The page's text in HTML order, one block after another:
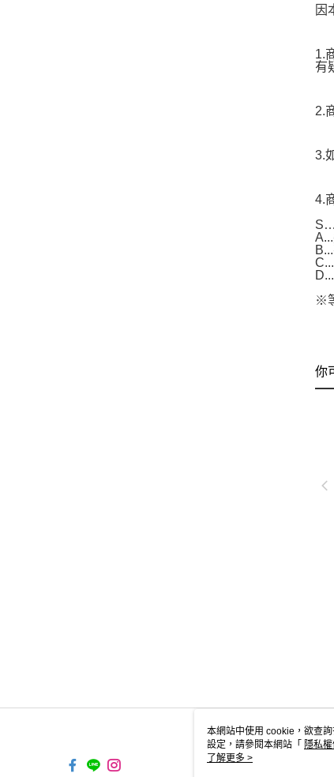
因
1.
有
2.
3.
4.
※
你
本網站中使用 cookie，欲查
設定，請參閱本網站「 隱私
使用 cookie。
了解更多 >